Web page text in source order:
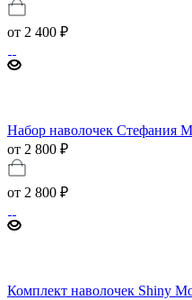
от 2 400 ₽
Набор наволочек Стефания
от 2 800 ₽
от 2 800 ₽
Комплект наволочек Shiny